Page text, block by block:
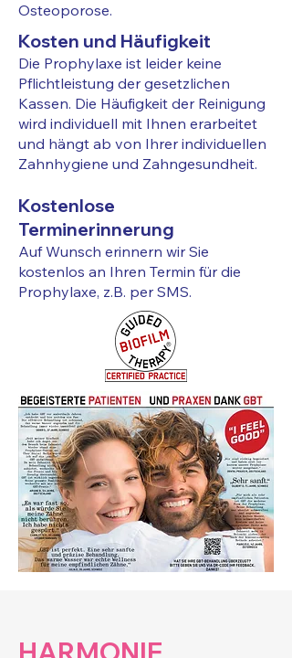
Osteoporose.
Kosten und Häufigkeit
Die Prophylaxe ist leider keine
Pflichtleistung der gesetzlichen
Kassen. Die Häufigkeit der Reinigung
wird individuell mit Ihnen erarbeitet
und hängt ab von Ihrer individuellen
Zahnhygiene und Zahngesundheit.
Kostenlose
Terminerinnerung
Auf Wunsch erinnern wir Sie
kostenlos an Ihren Termin für die
Prophylaxe, z.B. per SMS.